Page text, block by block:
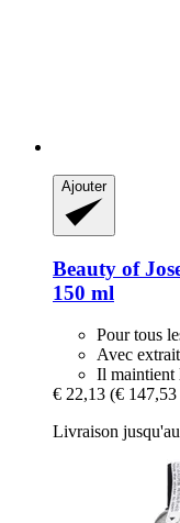
Ajouter
Beauty of
150 ml
Pour tous
Avec
Il maintient
€ 22,13 (€
Livraison